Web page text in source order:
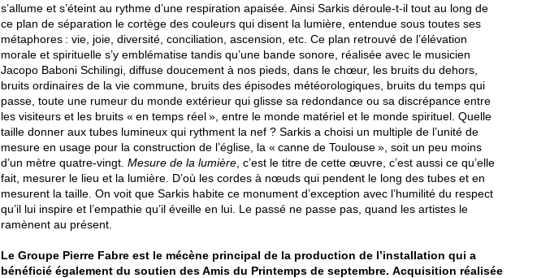
s’allume et s’éteint au rythme d’une respiration apaisée. Ainsi Sarkis déroule-t-il tout au long de
ce plan de séparation le cortège des couleurs qui disent la lumière, entendue sous toutes ses
métaphores : vie, joie, diversité, conciliation, ascension, etc. Ce plan retrouvé de l’élévation
morale et spirituelle s’y emblématise tandis qu’une bande sonore, réalisée avec le musicien
Jacopo Baboni Schilingi, diffuse doucement à nos pieds, dans le chœur, les bruits du dehors,
bruits ordinaires de la vie commune, bruits des épisodes météorologiques, bruits du temps qui
passe, toute une rumeur du monde extérieur qui glisse sa redondance ou sa discrépance entre
les visiteurs et les bruits « en temps réel », entre le monde matériel et le monde spirituel. Quelle
taille donner aux tubes lumineux qui rythment la nef ? Sarkis a choisi un multiple de l’unité de
mesure en usage pour la construction de l’église, la « canne de Toulouse », soit un peu moins
d’un mètre quatre-vingt. Mesure de la lumière , c’est le titre de cette œuvre, c’est aussi ce qu’elle
fait, mesurer le lieu et la lumière. D’où les cordes à nœuds qui pendent le long des tubes et en
mesurent la taille. On voit que Sarkis habite ce monument d’exception avec l’humilité du respect
qu’il lui inspire et l’empathie qu’il éveille en lui. Le passé ne passe pas, quand les artistes le
ramènent au présent.
Le Groupe Pierre Fabre est le mécène principal de la production de l’installation qui a
bénéficié également du soutien des Amis du Printemps de septembre. Acquisition réalisée